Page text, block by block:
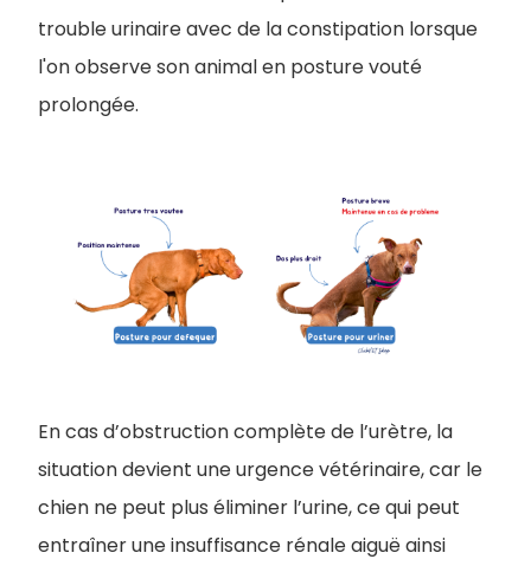
trouble urinaire avec de la constipation lorsque
l'on observe son animal en posture vouté
prolongée.
En cas d’obstruction complète de l’urètre, la
situation devient une urgence vétérinaire, car le
chien ne peut plus éliminer l’urine, ce qui peut
entraîner une insuffisance rénale aiguë ainsi